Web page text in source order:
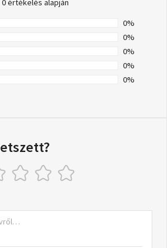
0 értékelés alapján
0%
0%
0%
0%
0%